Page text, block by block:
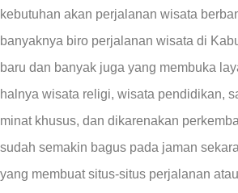
kebutuhan akan perjalanan wisata
banyaknya biro perjalanan wisata di
baru dan banyak juga yang membuka
halnya wisata religi, wisata pendidikan,
minat khusus, dan dikarenakan
sudah semakin bagus pada jaman
yang membuat situs-situs perjalanan